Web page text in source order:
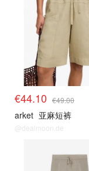
€44.10 €49.00
arket 亚麻短裤
@dealmoon.de